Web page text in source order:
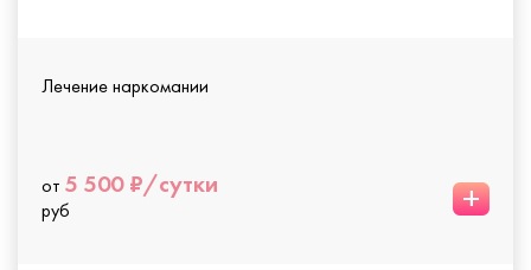
Лечение наркомании
от 5 500 ₽/сутки
руб +